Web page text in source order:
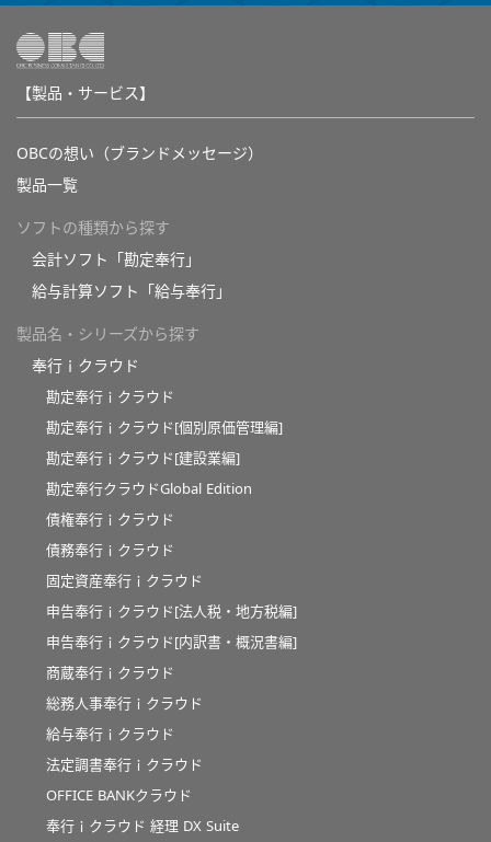
【製品・サービス】
OBCの想い（ブランドメッセージ）
製品一覧
ソフトの種類から探す
会計ソフト「勘定奉行」
給与計算ソフト「給与奉行」
製品名・シリーズから探す
奉行ｉクラウド
勘定奉行ｉクラウド
勘定奉行ｉクラウド[個別原価管理編]
勘定奉行ｉクラウド[建設業編]
勘定奉行クラウドGlobal Edition
債権奉行ｉクラウド
債務奉行ｉクラウド
固定資産奉行ｉクラウド
申告奉行ｉクラウド[法人税・地方税編]
申告奉行ｉクラウド[内訳書・概況書編]
商蔵奉行ｉクラウド
総務人事奉行ｉクラウド
給与奉行ｉクラウド
法定調書奉行ｉクラウド
OFFICE BANKクラウド
奉行ｉクラウド 経理 DX Suite